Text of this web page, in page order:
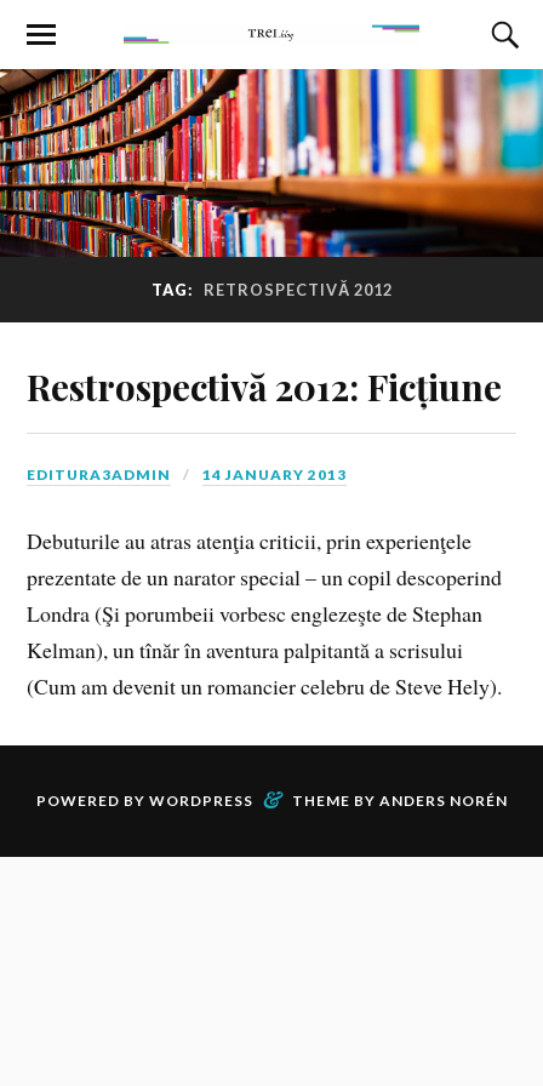
TAG: RETROSPECTIVĂ 2012
Restrospectivă 2012: Ficțiune
EDITURA3ADMIN 14 JANUARY 2013
Debuturile au atras atenţia criticii, prin experienţele
prezentate de un narator special – un copil descoperind
Londra (Şi porumbeii vorbesc englezeşte de Stephan
Kelman), un tînăr în aventura palpitantă a scrisului
(Cum am devenit un romancier celebru de Steve Hely).
POWERED BY WORDPRESS & THEME BY ANDERS NORÉN